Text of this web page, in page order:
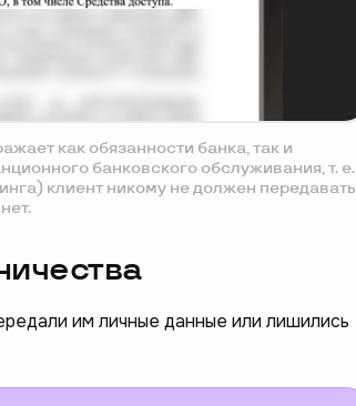
как обязанности банка, так и
банковского обслуживания, т. е.
клиент никому не должен передавать
им личные данные или лишились